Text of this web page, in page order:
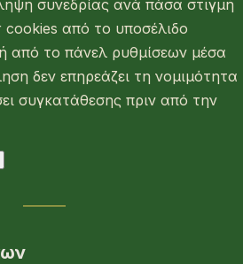
συνεδρίας ανά πάσα στιγμή
από το υποσέλιδο
από το πάνελ ρυθμίσεων μέσα
δεν επηρεάζει τη νομιμότητα
συγκατάθεσης πριν από την